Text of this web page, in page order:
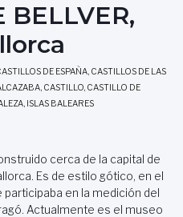
BELLVER,
DE ESPAÑA, CASTILLOS DE LAS
, CASTILLO, CASTILLO DE
, ISLAS BALEARES
cerca de la capital de
Es de estilo gótico, en el
en la medición del
Actualmente es el museo